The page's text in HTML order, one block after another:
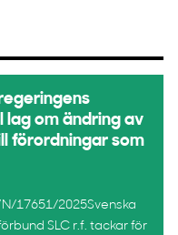
om ändring av
förordningar som
17651/2025Svenska
SLC r.f. tackar för